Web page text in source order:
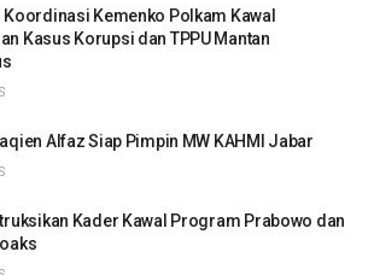
Koordinasi Kemenko Polkam Kawal
Kasus Korupsi dan TPPU Mantan
Alfaz Siap Pimpin MW KAHMI Jabar
Kader Kawal Program Prabowo dan